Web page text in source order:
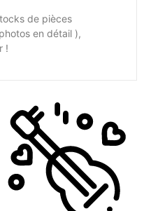
de pièces
en détail ),
!